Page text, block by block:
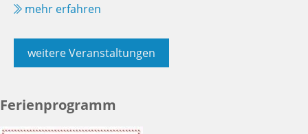
mehr erfahren
weitere Veranstaltungen
Ferienprogramm